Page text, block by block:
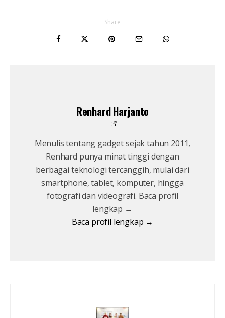
Share
Renhard Harjanto
Menulis tentang gadget sejak tahun 2011,
Renhard punya minat tinggi dengan
berbagai teknologi tercanggih, mulai dari
smartphone, tablet, komputer, hingga
fotografi dan videografi. Baca profil
lengkap →
Baca profil lengkap →